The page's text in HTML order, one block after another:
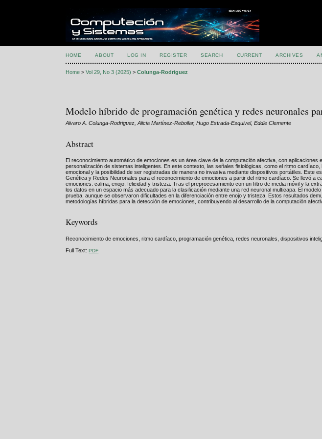
HOME ABOUT LOG IN REGISTER SEARCH CURRENT ARCHIVES
Home >Vol 29, No 3 (2025) >Colunga-Rodriguez
Modelo híbrido de programación genética y redes neuronales
Alvaro A. Colunga-Rodriguez, Alicia Martínez-Rebollar, Hugo Estrada-Esquivel, Eddie Clemente
Abstract
El reconocimiento automático de emociones es un área clave de la computación afectiva, con
personalización de sistemas inteligentes. En este contexto, las señales fisiológicas, como el ritmo
emocional y la posibilidad de ser registradas de manera no invasiva mediante dispositivos portátiles. Este
Genética y Redes Neuronales para el reconocimiento de emociones a partir del ritmo cardíaco. Se llevó a
emociones: calma, enojo, felicidad y tristeza. Tras el preprocesamiento con un filtro de media móvil y la
los datos en un espacio más adecuado para la clasificación mediante una red neuronal multicapa. El
prueba, aunque se observaron dificultades en la diferenciación entre enojo y tristeza. Estos resultados
metodologías híbridas para la detección de emociones, contribuyendo al desarrollo de la computación
Keywords
Reconocimiento de emociones, ritmo cardíaco, programación genética, redes neuronales, dispositivos
Full Text:PDF